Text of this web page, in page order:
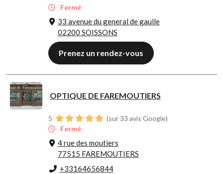
Fermé
33 avenue du general de gaulle
02200 SOISSONS
Prenez un rendez-vous
OPTIQUE DE FAREMOUTIERS
5
(sur 33 avis Google)
Fermé
4 rue des moutiers
77515 FAREMOUTIERS
+33164656844